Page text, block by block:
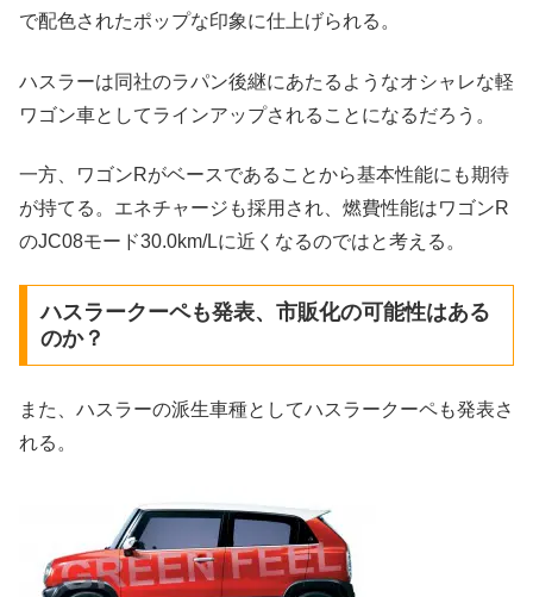
で配色されたポップな印象に仕上げられる。
ハスラーは同社のラパン後継にあたるようなオシャレな軽
ワゴン車としてラインアップされることになるだろう。
一方、ワゴンRがベースであることから基本性能にも期待
が持てる。エネチャージも採用され、燃費性能はワゴンR
のJC08モード30.0km/Lに近くなるのではと考える。
ハスラークーペも発表、市販化の可能性はある
のか？
また、ハスラーの派生車種としてハスラークーペも発表さ
れる。